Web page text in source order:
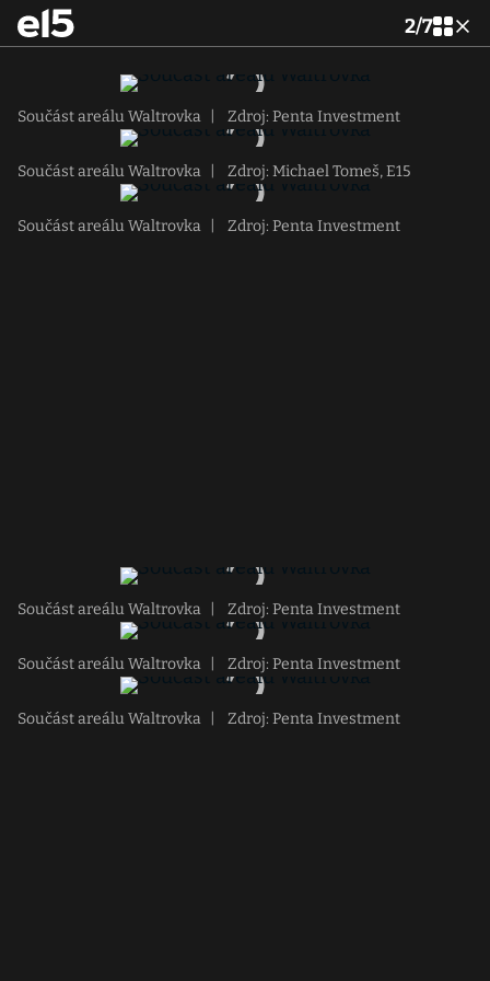
2/7
Součást areálu Waltrovka Zdroj: Penta Investment
Součást areálu Waltrovka Zdroj: Michael Tomeš, E15
Součást areálu Waltrovka Zdroj: Penta Investment
Součást areálu Waltrovka Zdroj: Penta Investment
Součást areálu Waltrovka Zdroj: Penta Investment
Součást areálu Waltrovka Zdroj: Penta Investment